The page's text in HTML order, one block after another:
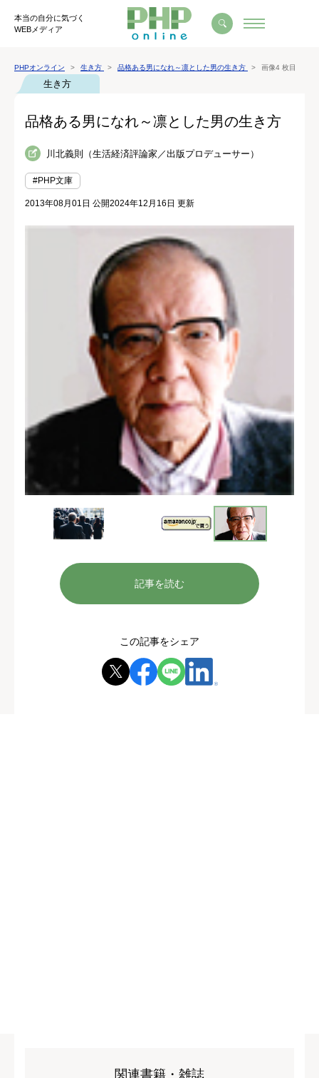
本当の自分に気づく
WEBメディア
PHPオンライン 生き方 品格ある男になれ～凛とした男の生き方 画像4 枚目
生き方
品格ある男になれ～凛とした男の生き方
川北義則（生活経済評論家／出版プロデューサー）
#PHP文庫
2013年08月01日 公開2024年12月16日 更新
記事を読む
この記事をシェア
関連書籍・雑誌